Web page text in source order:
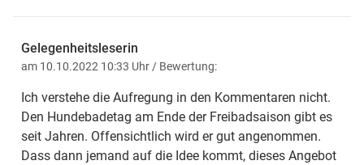
Gelegenheitsleserin
am 10.10.2022 10:33 Uhr / Bewertung:
Ich verstehe die Aufregung in den Kommentaren nicht.
Den Hundebadetag am Ende der Freibadsaison gibt es
seit Jahren. Offensichtlich wird er gut angenommen.
Dass dann jemand auf die Idee kommt, dieses Angebot